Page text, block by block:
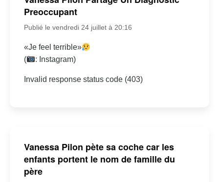
Preoccupant
Publié le vendredi 24 juillet à 20:16
«Je feel terrible»
(
: Instagram)
Invalid response status code (403)
Vanessa Pilon pète sa coche car les
enfants portent le nom de famille du
père